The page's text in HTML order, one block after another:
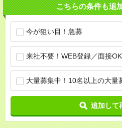
こちらの条件も追
今が狙い目！急募
来社不要！WEB登録／面接OK
大量募集中！10名以上の大量
追加して